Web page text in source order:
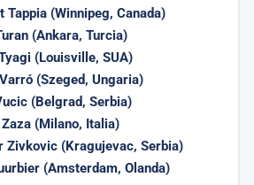
Tappia (Winnipeg, Canada)
(Ankara, Turcia)
(Louisville, SUA)
(Szeged, Ungaria)
(Belgrad, Serbia)
(Milano, Italia)
Zivkovic (Kragujevac, Serbia)
(Amsterdam, Olanda)